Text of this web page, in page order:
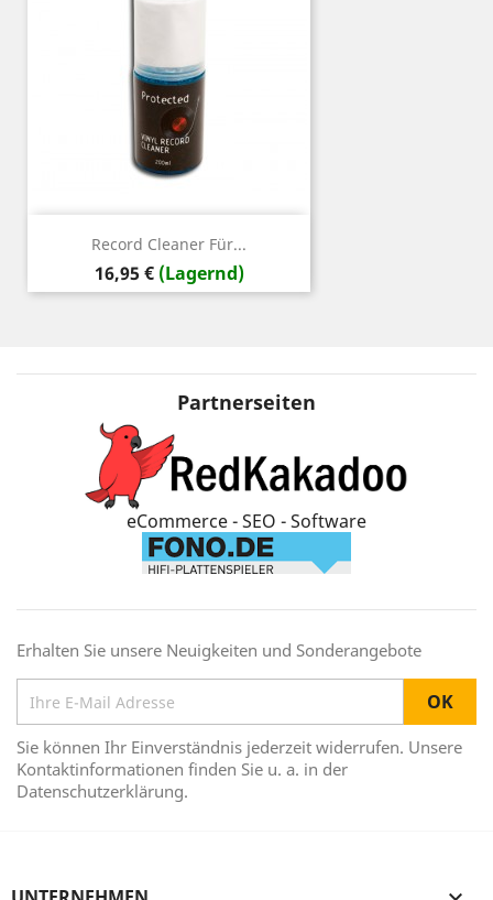
Record Cleaner Für...
Preis
16,95 € (Lagernd)
Partnerseiten
eCommerce - SEO - Software
Erhalten Sie unsere Neuigkeiten und Sonderangebote
Sie können Ihr Einverständnis jederzeit widerrufen. Unsere
Kontaktinformationen finden Sie u. a. in der
Datenschutzerklärung.